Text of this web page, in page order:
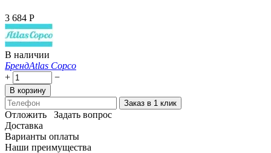
3 684 Р
В наличии
БрендAtlas Copco
+
−
В корзину
Заказ в 1 клик
Отложить
Задать вопрос
Доставка
Варианты оплаты
Наши преимущества